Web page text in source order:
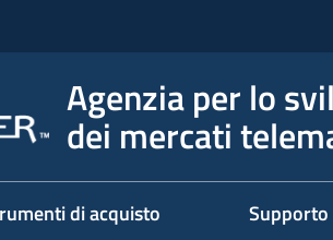
Agenzia per lo
dei mercati
di acquisto Supporto